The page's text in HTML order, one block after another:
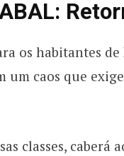
os habitantes
um caos que
classes, caberá